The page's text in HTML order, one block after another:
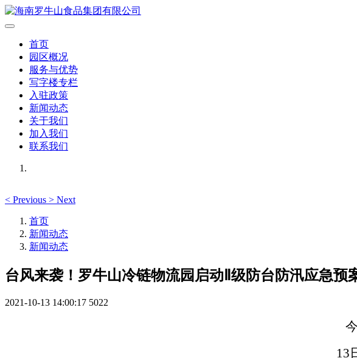
首页
园区概况
服务与优势
写字楼专栏
入驻政策
新闻动态
关于我们
加入我们
联系我们
< Previous > Next
首页
新闻动态
新闻动态
台风来袭！罗牛山冷链物流园启动Ⅱ级防台防汛应急预
2021-10-13 14:00:17 5022
13